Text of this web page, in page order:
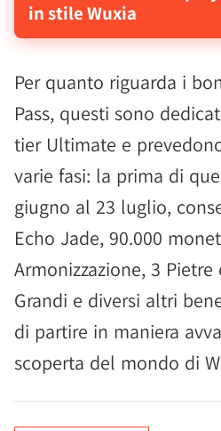
in stile Wuxia
Per quanto riguarda i
Pass, questi sono
tier Ultimate e
varie fasi: la prima di
giugno al 23 luglio,
Echo Jade, 90.000
Armonizzazione, 3
Grandi e diversi altri
di partire in maniera
scoperta del mondo di